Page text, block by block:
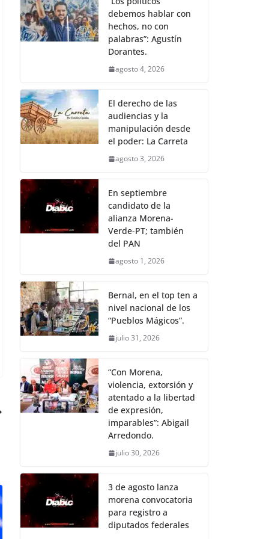
debemos hablar con
hechos, no con
palabras”: Agustín
Dorantes.
agosto 4, 2026
El derecho de las
audiencias y la
manipulación desde
el poder: La Carreta
agosto 3, 2026
En septiembre
candidato de la
alianza Morena-
Verde-PT; también
del PAN
agosto 1, 2026
Bernal, en el top ten a
nivel nacional de los
“Pueblos Mágicos”.
julio 31, 2026
“Con Morena,
violencia, extorsión y
atentado a la libertad
de expresión,
imparables”: Abigail
Arredondo.
julio 30, 2026
3 de agosto lanza
morena convocatoria
para registro a
diputados federales